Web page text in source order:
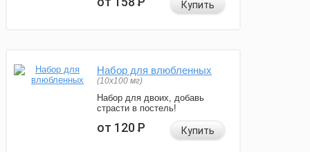
Купить
Набор для влюбленных
(10х100 мг)
Набор для двоих, добавь
страсти в постель!
от 120Р Купить